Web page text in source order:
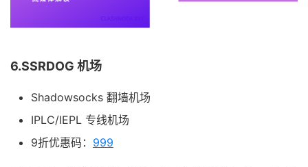
6.SSRDOG 机场
Shadowsocks 翻墙机场
IPLC/IEPL 专线机场
9折优惠码： 999